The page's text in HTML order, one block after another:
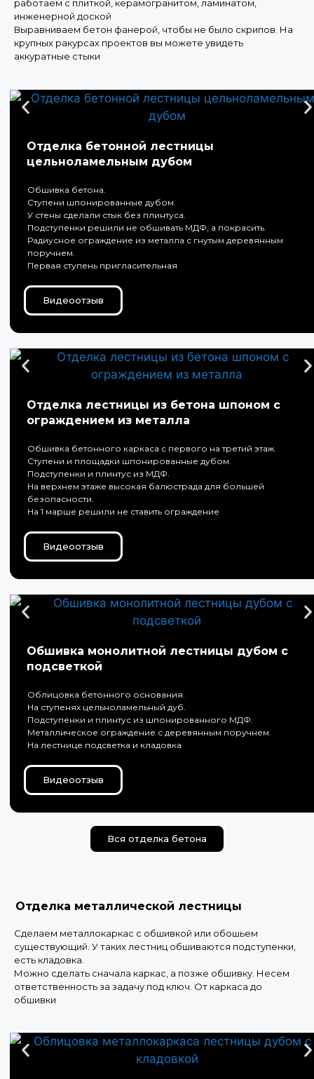
работаем с плиткой, керамогранитом, ламинатом,
инженерной доской
Выравниваем бетон фанерой, чтобы не было скрипов. На
крупных ракурсах проектов вы можете увидеть
аккуратные стыки
Отделка бетонной лестницы
цельноламельным дубом
Обшивка бетона.
Ступени шпонированные дубом.
У стены сделали стык без плинтуса.
Подступенки решили не обшивать МДФ, а покрасить.
Радиусное ограждение из металла с гнутым деревянным
поручнем.
Первая ступень пригласительная
Видеоотзыв
Отделка лестницы из бетона шпоном с
ограждением из металла
Обшивка бетонного каркаса с первого на третий этаж.
Ступени и площадки шпонированные дубом.
Подступенки и плинтус из МДФ.
На верхнем этаже высокая балюстрада для большей
безопасности.
На 1 марше решили не ставить ограждение
Видеоотзыв
Обшивка монолитной лестницы дубом с
подсветкой
Облицовка бетонного основания.
На ступенях цельноламельный дуб.
Подступенки и плинтус из шпонированного МДФ.
Металлическое ограждение с деревянным поручнем.
На лестнице подсветка и кладовка
Видеоотзыв
Вся отделка бетона
Отделка металлической лестницы
Сделаем металлокаркас с обшивкой или обошьем
существующий. У таких лестниц обшиваются подступенки,
есть кладовка.
Можно сделать сначала каркас, а позже обшивку. Несем
ответственность за задачу под ключ. От каркаса до
обшивки